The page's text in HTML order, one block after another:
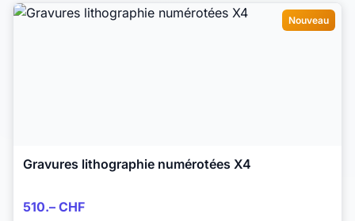
Nouveau
Gravures lithographie numérotées X4
510.– CHF